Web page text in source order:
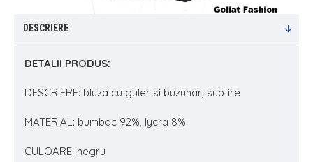
DESCRIERE
DETALII PRODUS:
DESCRIERE: bluza cu guler si buzunar, subtire
MATERIAL: bumbac 92%, lycra 8%
CULOARE: negru